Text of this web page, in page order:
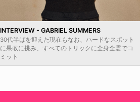
INTERVIEW - GABRIEL SUMMERS
30代半ばを迎えた現在もなお、ハードなスポット
に果敢に挑み、すべてのトリックに全身全霊でコ
ミット